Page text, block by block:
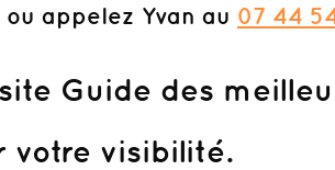
ou appelez Yvan au 07 44
Guide des
votre visibilité.